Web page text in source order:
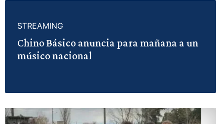
STREAMING
Chino Básico anuncia para mañana a un
músico nacional